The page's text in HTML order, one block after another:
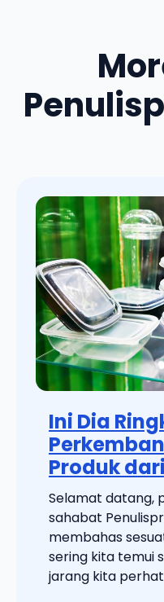
Ini Dia
Produk
Selamat datang,
sahabat
membahas
sering kita temui
jarang kita